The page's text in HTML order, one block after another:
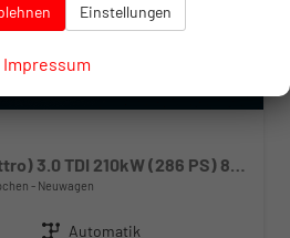
S line quattro (S quattro) 3.0 TDI 210kW (286 PS) 8-Stufen tiptronic
Neuwagen
Getriebe Automatik
Einstellungen
Impressum